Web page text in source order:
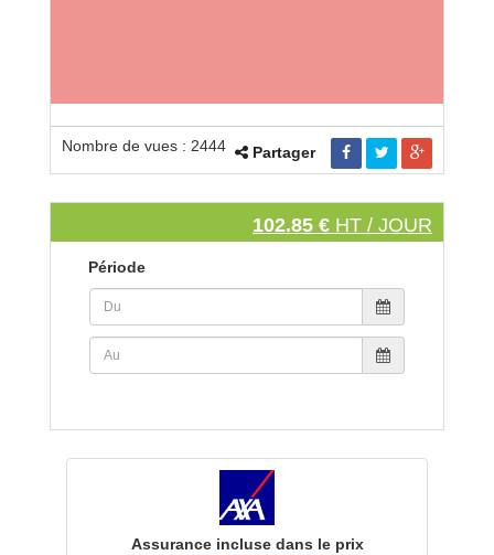
Nombre de vues : 2444 Partager
102.85 € HT / JOUR
Période
Assurance incluse dans le prix